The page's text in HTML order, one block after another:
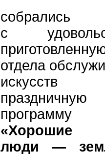
собрались
с
отдела
искусств
праздничную
программу
«Хорошие
люди —